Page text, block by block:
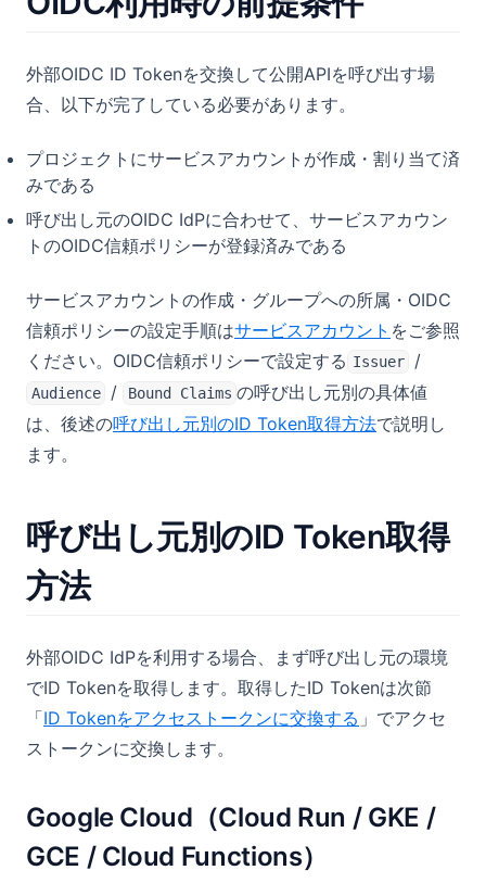
外部OIDC ID Tokenを交換して公開APIを呼び出す場
合、以下が完了している必要があります。
プロジェクトにサービスアカウントが作成・割り当て済
みである
呼び出し元のOIDC IdPに合わせて、サービスアカウン
トのOIDC信頼ポリシーが登録済みである
サービスアカウントの作成・グループへの所属・OIDC
信頼ポリシーの設定手順はサービスアカウント をご参照
ください。OIDC信頼ポリシーで設定する Issuer /
Audience / Bound Claims の呼び出し元別の具体値
は、後述の呼び出し元別のID Token取得方法で説明し
ます。
呼び出し元別のID Token取得
方法
外部OIDC IdPを利用する場合、まず呼び出し元の環境
でID Tokenを取得します。取得したID Tokenは次節
「ID Tokenをアクセストークンに交換する 」でアクセ
ストークンに交換します。
Google Cloud（Cloud Run / GKE /
GCE / Cloud Functions）